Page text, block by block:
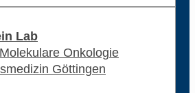
Lab
Onkologie
Göttingen